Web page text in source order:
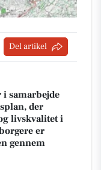
Del artikel
i samarbejde
der
livskvalitet i
er
gennem